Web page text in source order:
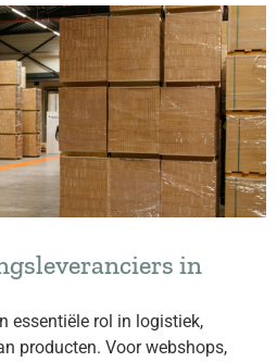
in
essentiële rol in logistiek,
producten. Voor webshops,